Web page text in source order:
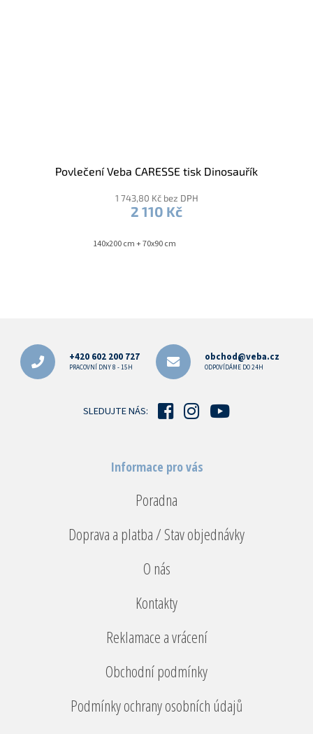
Povlečení Veba CARESSE tisk Dinosauřík
1 743,80 Kč bez DPH
2 110 Kč
140x200 cm + 70x90 cm
+420 602 200 727
PRACOVNÍ DNY 8 - 15H
obchod@veba.cz
ODPOVÍDÁME DO 24H
SLEDUJTE NÁS:
Informace pro vás
Poradna
Doprava a platba / Stav objednávky
O nás
Kontakty
Reklamace a vrácení
Obchodní podmínky
Podmínky ochrany osobních údajů